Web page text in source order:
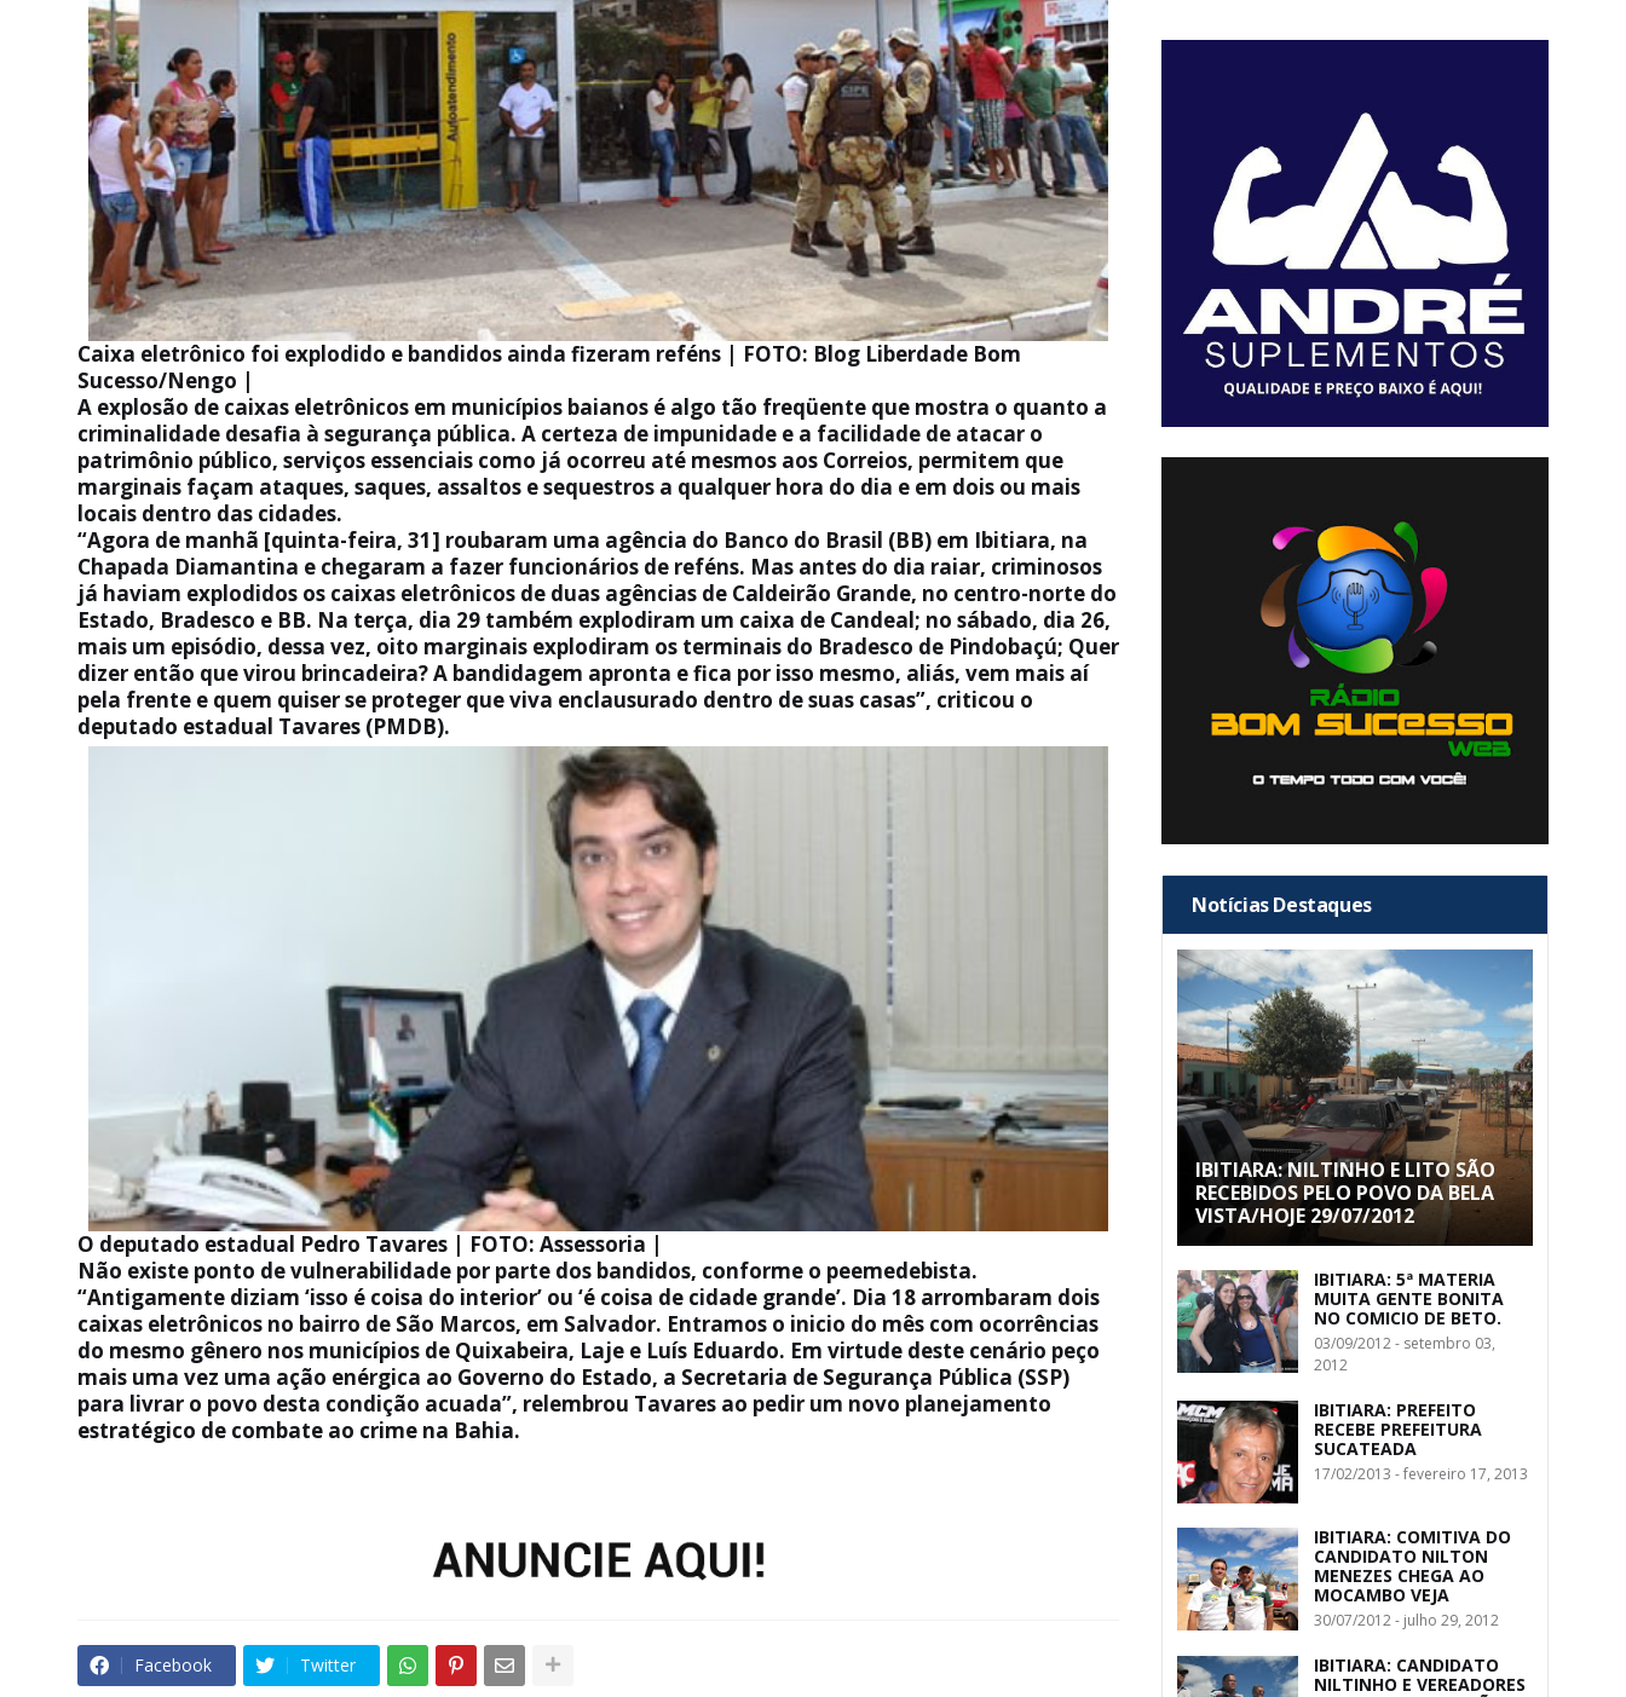
Caixa eletrônico foi explodido e bandidos ainda fizeram reféns | FOTO: Blog Liberdade Bom
Sucesso/Nengo |
A explosão de caixas eletrônicos em municípios baianos é algo tão freqüente que mostra o quanto a
criminalidade desafia à segurança pública. A certeza de impunidade e a facilidade de atacar o
patrimônio público, serviços essenciais como já ocorreu até mesmos aos Correios, permitem que
marginais façam ataques, saques, assaltos e sequestros a qualquer hora do dia e em dois ou mais
locais dentro das cidades.
“Agora de manhã [quinta-feira, 31] roubaram uma agência do Banco do Brasil (BB) em Ibitiara, na
Chapada Diamantina e chegaram a fazer funcionários de reféns. Mas antes do dia raiar, criminosos
já haviam explodidos os caixas eletrônicos de duas agências de Caldeirão Grande, no centro-norte do
Estado, Bradesco e BB. Na terça, dia 29 também explodiram um caixa de Candeal; no sábado, dia 26,
mais um episódio, dessa vez, oito marginais explodiram os terminais do Bradesco de Pindobaçú; Quer
dizer então que virou brincadeira? A bandidagem apronta e fica por isso mesmo, aliás, vem mais aí
pela frente e quem quiser se proteger que viva enclausurado dentro de suas casas”, criticou o
deputado estadual Tavares (PMDB).
O deputado estadual Pedro Tavares | FOTO: Assessoria |
Não existe ponto de vulnerabilidade por parte dos bandidos, conforme o peemedebista.
“Antigamente diziam ‘isso é coisa do interior’ ou ‘é coisa de cidade grande’. Dia 18 arrombaram dois
caixas eletrônicos no bairro de São Marcos, em Salvador. Entramos o inicio do mês com ocorrências
do mesmo gênero nos municípios de Quixabeira, Laje e Luís Eduardo. Em virtude deste cenário peço
mais uma vez uma ação enérgica ao Governo do Estado, a Secretaria de Segurança Pública (SSP)
para livrar o povo desta condição acuada”, relembrou Tavares ao pedir um novo planejamento
estratégico de combate ao crime na Bahia.
Facebook Twitter
Notícias Destaques
IBITIARA: NILTINHO E LITO SÃO
RECEBIDOS PELO POVO DA BELA
VISTA/HOJE 29/07/2012
IBITIARA: 5ª MATERIA
MUITA GENTE BONITA
NO COMICIO DE BETO.
03/09/2012 - setembro 03,
2012
IBITIARA: PREFEITO
RECEBE PREFEITURA
SUCATEADA
17/02/2013 - fevereiro 17, 2013
IBITIARA: COMITIVA DO
CANDIDATO NILTON
MENEZES CHEGA AO
MOCAMBO VEJA
30/07/2012 - julho 29, 2012
IBITIARA: CANDIDATO
NILTINHO E VEREADORES